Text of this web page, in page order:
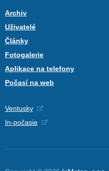
Archiv
Uživatelé
Články
Fotogalerie
Aplikace na telefony
Počasí na web
Ventusky
In-počasie